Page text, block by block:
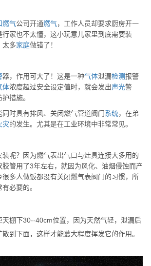
燃气公司开通燃气，工作人员却要求厨房开一
行家也不太懂，这小玩意儿家里到底需要装
太多家庭做错了！
器，作用可大了！这是一种气体泄漏检测报警
体浓度超过安全设定值时，就会发出声光警
措施。
时具有排风、关闭燃气管道阀门系统，在弟
灾的发生。尤其是在工业环境中非常常见。
呢？因为燃气表出气口与灶具连接大多用的
管用了3年左右，就因为风化、油烟侵蚀而产
很多人做饭都没有关闭燃气表阀门的习惯，所
必要的。
天棚下30--40cm位置，因为天然气轻，泄漏后
到下面，这样才能蕞大程度挥发它的作用。